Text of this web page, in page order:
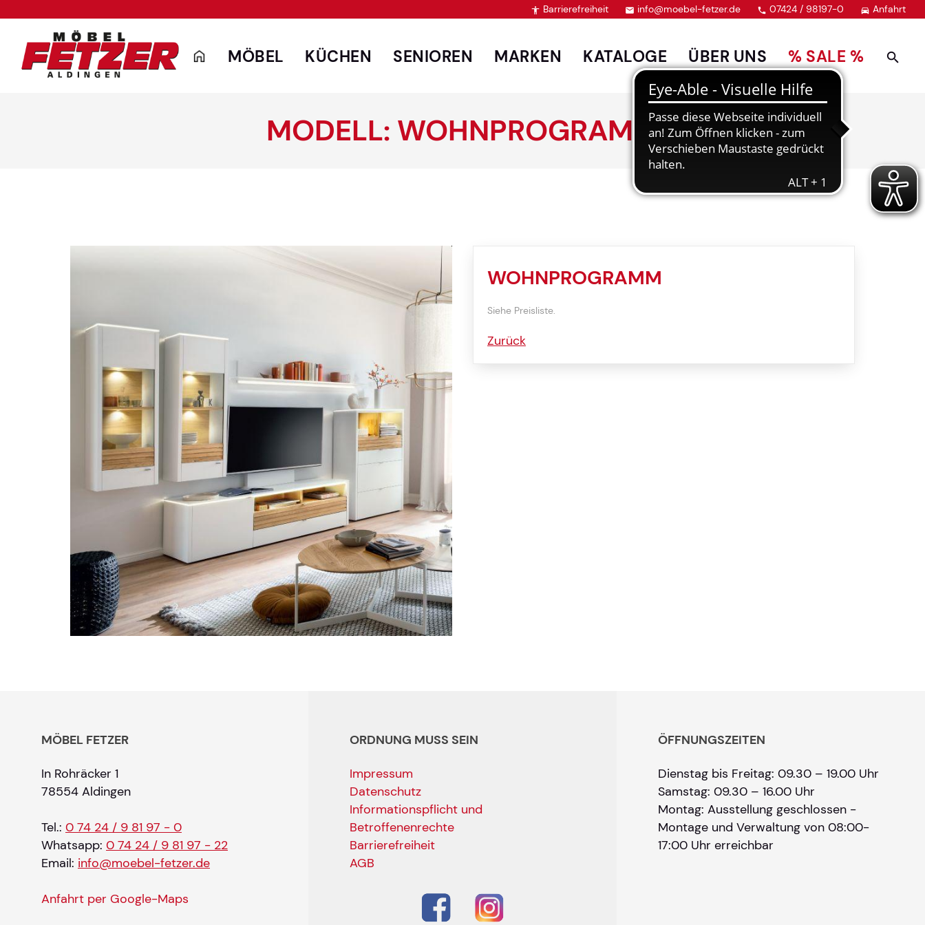
 Barrierefreiheit  info@moebel-fetzer.de  07424 / 98197-0  Anfahrt
MÖBEL KÜCHEN SENIOREN MARKEN KATALOGE ÜBER UNS % SALE %
MODELL: WOHNPROGRAMM
WOHNPROGRAMM
Siehe Preisliste.
Zurück
MÖBEL FETZER
In Rohräcker 1
78554 Aldingen
Tel.: 0 74 24 / 9 81 97 - 0
Whatsapp: 0 74 24 / 9 81 97 - 22
Email: info@moebel-fetzer.de
Anfahrt per Google-Maps
ORDNUNG MUSS SEIN
Impressum
Datenschutz
Informationspflicht und
Betroffenenrechte
Barrierefreiheit
AGB
ÖFFNUNGSZEITEN
Dienstag bis Freitag: 09.30 – 19.00 Uhr
Samstag: 09.30 – 16.00 Uhr
Montag: Ausstellung geschlossen -
Montage und Verwaltung von 08:00-
17:00 Uhr erreichbar